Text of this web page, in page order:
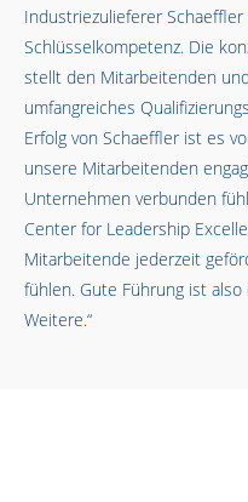
Industriezulieferer
Schlüsselkompetenz. Die
stellt den Mitarbeitenden
umfangreiches
Erfolg von Schaeffler ist es
unsere Mitarbeitenden
Unternehmen verbunden
Center for Leadership
Mitarbeitende jederzeit
fühlen. Gute Führung ist
Weitere.“